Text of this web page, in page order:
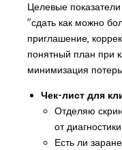
Целевые
"сдать как можно
приглашение,
понятный план при
минимизация
Чек-лист для
Отделяю
от
Есть ли